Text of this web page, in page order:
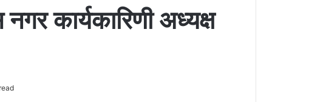
कार्यकारिणी अध्यक्ष